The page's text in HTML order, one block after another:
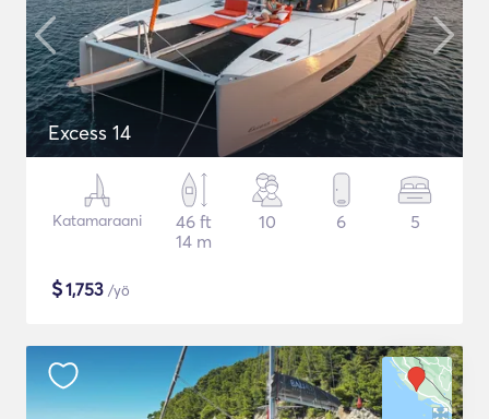
Excess 14
Katamaraani
46 ft
14 m
10 6 5
$1,753 /yö